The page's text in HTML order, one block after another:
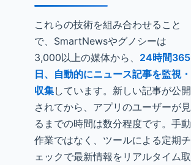
これらの技術を組み合わせること
で、SmartNewsやグノシーは
3,000以上の媒体から、 24時間365
日、自動的にニュース記事を監視・
収集しています。新しい記事が公開
されてから、アプリのユーザーが見
るまでの時間は数分程度です。手動
作業ではなく、ツールによる定期チ
ェックで最新情報をリアルタイム取